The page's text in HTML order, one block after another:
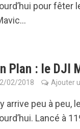
pour fêter
Plan : le DJI
02/2018 Ajouter
arrive peu à peu,
Lancé à